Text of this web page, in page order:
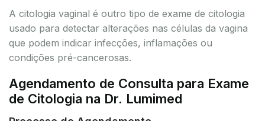
A citologia vaginal é outro tipo de exame de citologia
usado para detectar alterações nas células da vagina
que podem indicar infecções, inflamações ou
condições pré-cancerosas.
Agendamento de Consulta para Exame
de Citologia na Dr. Lumimed